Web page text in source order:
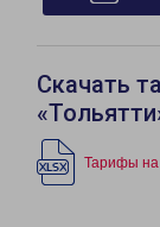
Скачать
Тарифы на